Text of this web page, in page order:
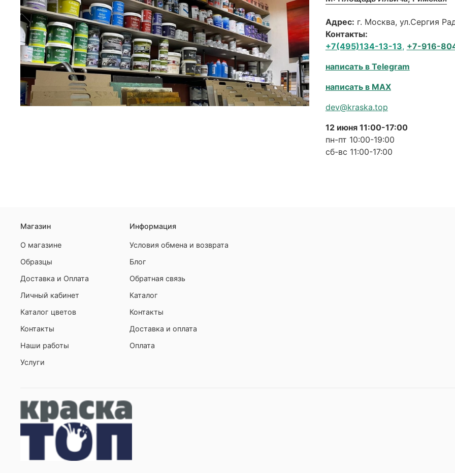
Адрес: г. Москва, ул.Сергия
Контакты:
+7(495)134-13-13, +7-916-
написать в Telegram
написать в MAX
dev@kraska.top
12 июня 11:00-17:00
пн-пт 10:00-19:00
сб-вс 11:00-17:00
Магазин
О магазине
Образцы
Доставка и Оплата
Личный кабинет
Каталог цветов
Контакты
Наши работы
Услуги
Информация
Условия обмена и возврата
Блог
Обратная связь
Каталог
Контакты
Доставка и оплата
Оплата